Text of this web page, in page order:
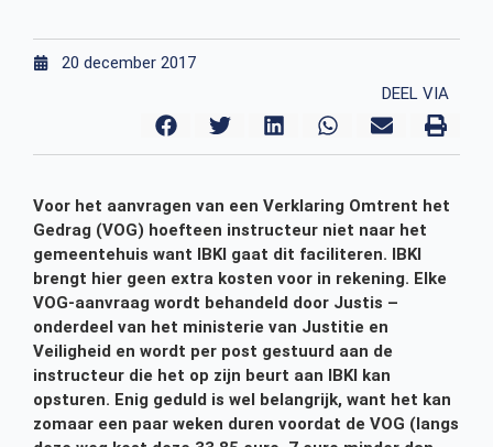
20 december 2017
DEEL VIA
Voor het aanvragen van een Verklaring Omtrent het
Gedrag (VOG) hoefteen instructeur niet naar het
gemeentehuis want IBKI gaat dit faciliteren. IBKI
brengt hier geen extra kosten voor in rekening. Elke
VOG-aanvraag wordt behandeld door Justis –
onderdeel van het ministerie van Justitie en
Veiligheid en wordt per post gestuurd aan de
instructeur die het op zijn beurt aan IBKI kan
opsturen. Enig geduld is wel belangrijk, want het kan
zomaar een paar weken duren voordat de VOG (langs